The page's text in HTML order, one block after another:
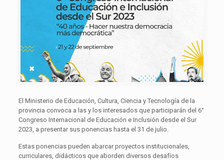
El Ministerio de Educación, Cultura, Ciencia y Tecnología de la
provincia convoca a las y los interesados que participarán del 6°
Congreso Internacional de Educación e Inclusión desde el Sur
2023, a presentar sus ponencias hasta el 31 de julio.
Estas ponencias pueden abarcar proyectos institucionales,
curriculares, didácticos que aborden diversos desafíos